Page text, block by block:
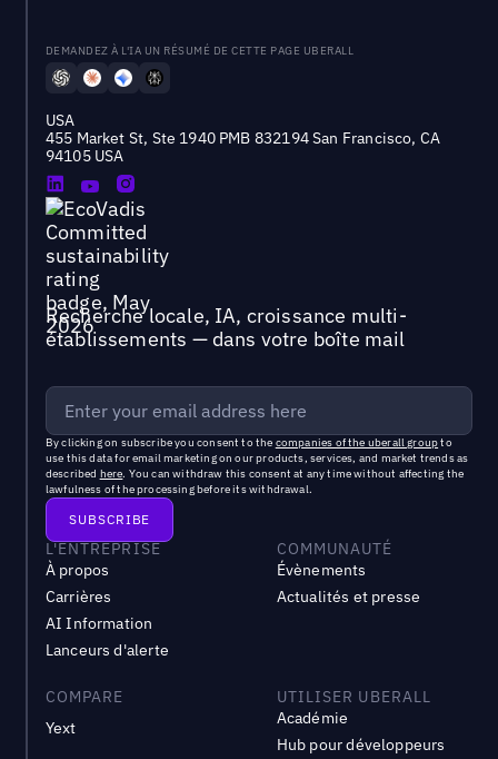
DEMANDEZ À L'IA UN RÉSUMÉ DE CETTE PAGE UBERALL
USA
455 Market St, Ste 1940 PMB 832194 San Francisco, CA
94105 USA
Recherche locale, IA, croissance multi-
établissements — dans votre boîte mail
By clicking on subscribe you consent to the companies of the uberall groupto
use this data for email marketing on our products, services, and market trends as
described here. You can withdraw this consent at any time without affecting the
lawfulness of the processing before its withdrawal.
L'ENTREPRISE
À propos
Carrières
AI Information
Lanceurs d'alerte
COMMUNAUTÉ
Évènements
Actualités et presse
COMPARE
Yext
UTILISER UBERALL
Académie
Hub pour développeurs